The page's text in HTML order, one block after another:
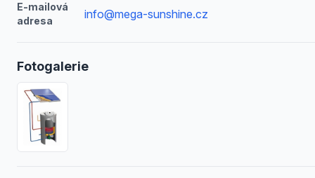
E-mailová
adresa
info@mega-sunshine.cz
Fotogalerie